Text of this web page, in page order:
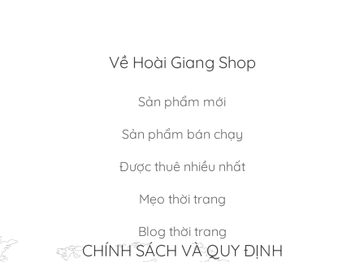
Về Hoài Giang Shop
Sản phẩm mới
Sản phẩm bán chạy
Được thuê nhiều nhất
Mẹo thời trang
Blog thời trang
CHÍNH SÁCH VÀ QUY ĐỊNH